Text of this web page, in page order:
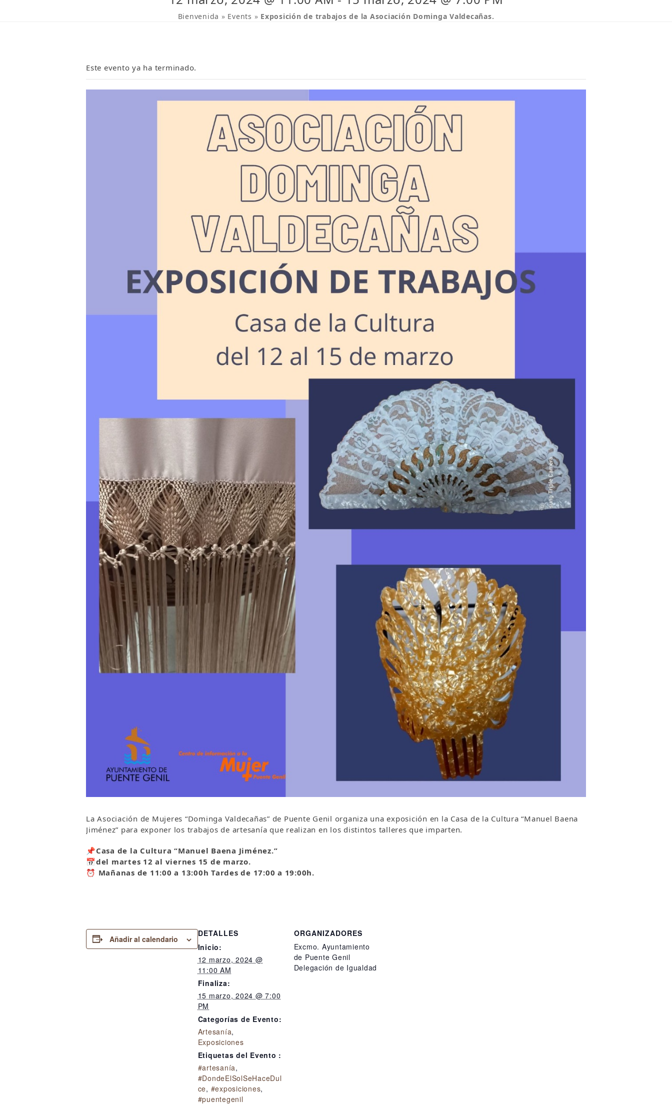
Bienvenida » Events » Exposición de trabajos de la Asociación Dominga Valdecañas.
Este evento ya ha terminado.
La Asociación de Mujeres “Dominga Valdecañas” de Puente Genil organiza una exposición en la Casa de la Cultura “Manuel Baena
Jiménez” para exponer los trabajos de artesanía que realizan en los distintos talleres que imparten.
📌Casa de la Cultura “Manuel Baena Jiménez.”
📅del martes 12 al viernes 15 de marzo.
⏰ Mañanas de 11:00 a 13:00h Tardes de 17:00 a 19:00h.
Añadir al calendario
DETALLES
Inicio:
12 marzo, 2024 @
11:00 AM
Finaliza:
15 marzo, 2024 @ 7:00
PM
Categorías de Evento:
Artesanía,
Exposiciones
Etiquetas del Evento :
#artesanía,
#DondeElSolSeHaceDul
ce, #exposiciones,
#puentegenil
ORGANIZADORES
Excmo. Ayuntamiento
de Puente Genil
Delegación de Igualdad